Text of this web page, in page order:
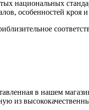
национальных
особенностей кроя и
в нашем
из